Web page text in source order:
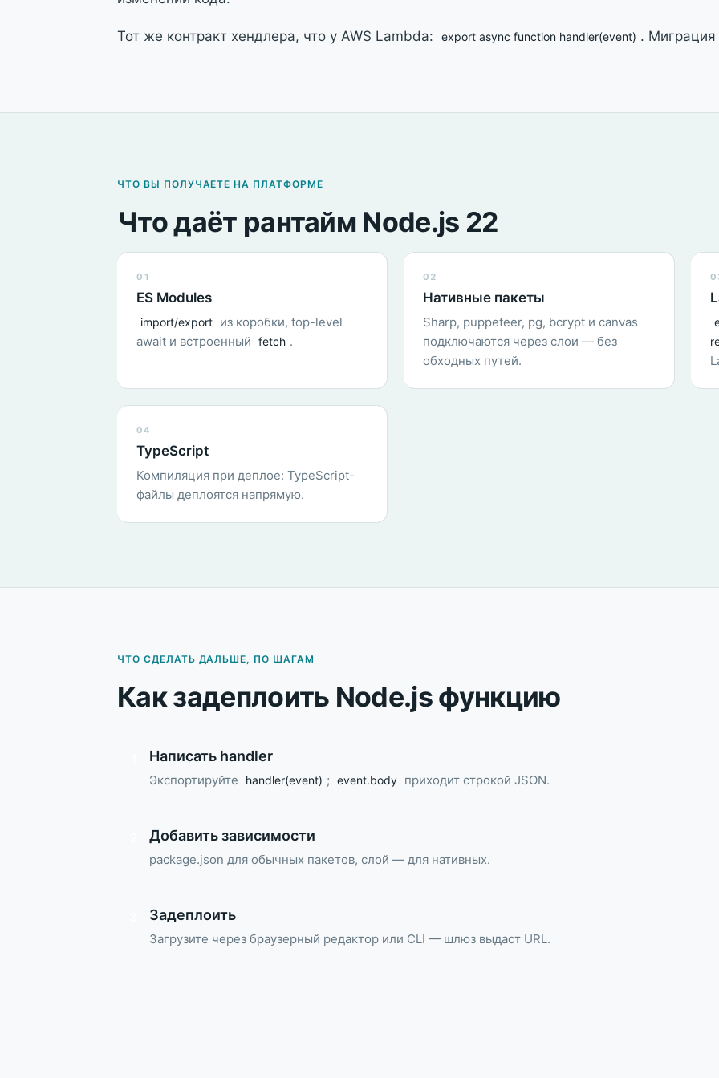
Тот же контракт хендлера, что у AWS Lambda: export async function handler(event) .
ЧТО ВЫ ПОЛУЧАЕТЕ НА ПЛАТФОРМЕ
Что даёт рантайм Node.js 22
01
ES Modules
import/export из коробки, top-level
await и встроенный fetch .
02
Нативные пакеты
Sharp, puppeteer, pg, bcrypt и canvas
подключаются через слои — без
обходных путей.
04
TypeScript
Компиляция при деплое: TypeScript-
файлы деплоятся напрямую.
ЧТО СДЕЛАТЬ ДАЛЬШЕ, ПО ШАГАМ
Как задеплоить Node.js функцию
Написать handler
Экспортируйте handler(event) ; event.body приходит строкой JSON.
Добавить зависимости
package.json для обычных пакетов, слой — для нативных.
Задеплоить
Загрузите через браузерный редактор или CLI — шлюз выдаст URL.